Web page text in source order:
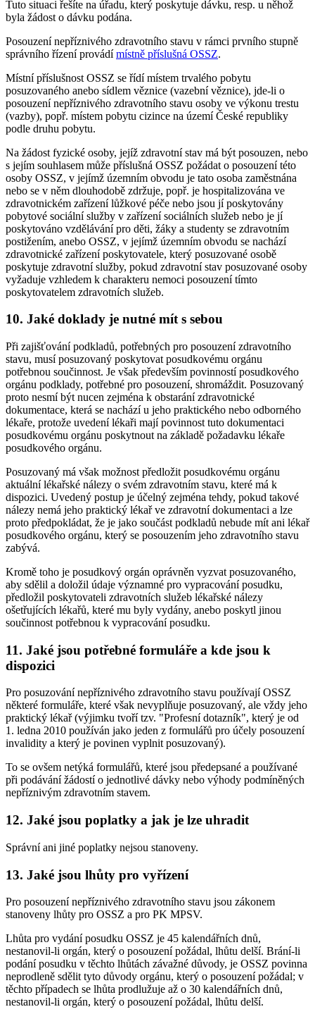
Tuto situaci řešíte na úřadu, který poskytuje dávku, resp. u něhož
byla žádost o dávku podána.
Posouzení nepříznivého zdravotního stavu v rámci prvního stupně
správního řízení provádímístně příslušná OSSZ.
Místní příslušnost OSSZ se řídí místem trvalého pobytu
posuzovaného anebo sídlem věznice (vazební věznice), jde-li o
posouzení nepříznivého zdravotního stavu osoby ve výkonu trestu
(vazby), popř. místem pobytu cizince na území České republiky
podle druhu pobytu.
Na žádost fyzické osoby, jejíž zdravotní stav má být posouzen, nebo
s jejím souhlasem může příslušná OSSZ požádat o posouzení této
osoby OSSZ, v jejímž územním obvodu je tato osoba zaměstnána
nebo se v něm dlouhodobě zdržuje, popř. je hospitalizována ve
zdravotnickém zařízení lůžkové péče nebo jsou jí poskytovány
pobytové sociální služby v zařízení sociálních služeb nebo je jí
poskytováno vzdělávání pro děti, žáky a studenty se zdravotním
postižením, anebo OSSZ, v jejímž územním obvodu se nachází
zdravotnické zařízení poskytovatele, který posuzované osobě
poskytuje zdravotní služby, pokud zdravotní stav posuzované osoby
vyžaduje vzhledem k charakteru nemoci posouzení tímto
poskytovatelem zdravotních služeb.
10. Jaké doklady je nutné mít s sebou
Při zajišťování podkladů, potřebných pro posouzení zdravotního
stavu, musí posuzovaný poskytovat posudkovému orgánu
potřebnou součinnost. Je však především povinností posudkového
orgánu podklady, potřebné pro posouzení, shromáždit. Posuzovaný
proto nesmí být nucen zejména k obstarání zdravotnické
dokumentace, která se nachází u jeho praktického nebo odborného
lékaře, protože uvedení lékaři mají povinnost tuto dokumentaci
posudkovému orgánu poskytnout na základě požadavku lékaře
posudkového orgánu.
Posuzovaný má však možnost předložit posudkovému orgánu
aktuální lékařské nálezy o svém zdravotním stavu, které má k
dispozici. Uvedený postup je účelný zejména tehdy, pokud takové
nálezy nemá jeho praktický lékař ve zdravotní dokumentaci a lze
proto předpokládat, že je jako součást podkladů nebude mít ani lékař
posudkového orgánu, který se posouzením jeho zdravotního stavu
zabývá.
Kromě toho je posudkový orgán oprávněn vyzvat posuzovaného,
aby sdělil a doložil údaje významné pro vypracování posudku,
předložil poskytovateli zdravotních služeb lékařské nálezy
ošetřujících lékařů, které mu byly vydány, anebo poskytl jinou
součinnost potřebnou k vypracování posudku.
11. Jaké jsou potřebné formuláře a kde jsou k
dispozici
Pro posuzování nepříznivého zdravotního stavu používají OSSZ
některé formuláře, které však nevyplňuje posuzovaný, ale vždy jeho
praktický lékař (výjimku tvoří tzv. "Profesní dotazník", který je od
1. ledna 2010 používán jako jeden z formulářů pro účely posouzení
invalidity a který je povinen vyplnit posuzovaný).
To se ovšem netýká formulářů, které jsou předepsané a používané
při podávání žádostí o jednotlivé dávky nebo výhody podmíněných
nepříznivým zdravotním stavem.
12. Jaké jsou poplatky a jak je lze uhradit
Správní ani jiné poplatky nejsou stanoveny.
13. Jaké jsou lhůty pro vyřízení
Pro posouzení nepříznivého zdravotního stavu jsou zákonem
stanoveny lhůty pro OSSZ a pro PK MPSV.
Lhůta pro vydání posudku OSSZ je 45 kalendářních dnů,
nestanovil-li orgán, který o posouzení požádal, lhůtu delší. Brání-li
podání posudku v těchto lhůtách závažné důvody, je OSSZ povinna
neprodleně sdělit tyto důvody orgánu, který o posouzení požádal; v
těchto případech se lhůta prodlužuje až o 30 kalendářních dnů,
nestanovil-li orgán, který o posouzení požádal, lhůtu delší.